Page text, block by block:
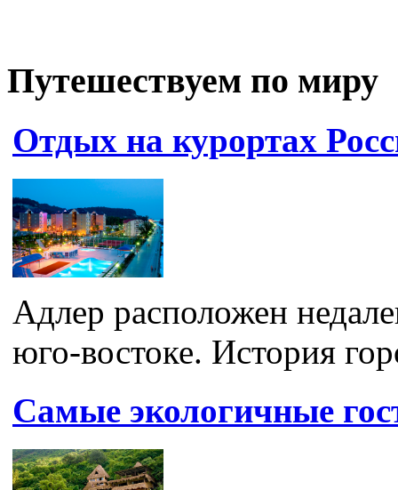
Путешествуем по миру
Отдых на курортах
Адлер расположен
юго-востоке. История
Самые экологичные